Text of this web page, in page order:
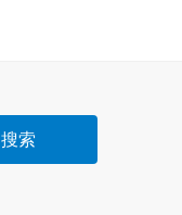
搜索